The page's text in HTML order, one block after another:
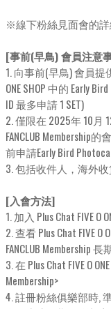
※線下粉絲見面會的詳
[事前(早鳥) 會員注意
1. 向事前(早鳥) 會員提
ONE SHOP 中的 Early
ID 最多申請 1 SET)
2. 僅限在 2025年 10月
FANCLUB Membership
前申請Early Bird
3. 包括收件人，海外
[入會方法]
1. 加入 Plus Chat FIVE O
2. 查看 Plus Chat FIVE O
FANCLUB Membership
3. 在 Plus Chat FIVE O
Membership>
4. 註冊粉絲俱樂部時,